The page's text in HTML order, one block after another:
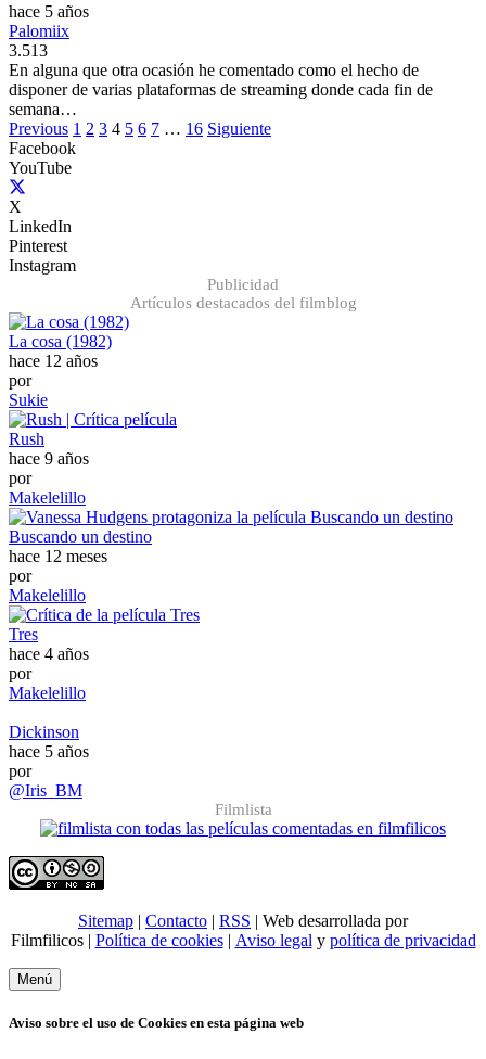
hace 5 años
Palomiix
3.513
En alguna que otra ocasión he comentado como el hecho de
disponer de varias plataformas de streaming donde cada fin de
semana…
Previous 1 2 3 4 5 6 7 … 16 Siguiente
Facebook
YouTube
X
LinkedIn
Pinterest
Instagram
Publicidad
Artículos destacados del filmblog
La cosa (1982)
hace 12 años
por
Sukie
Rush
hace 9 años
por
Makelelillo
Buscando un destino
hace 12 meses
por
Makelelillo
Tres
hace 4 años
por
Makelelillo
Dickinson
hace 5 años
por
@Iris_BM
Filmlista
Sitemap | Contacto | RSS | Web desarrollada por
Filmfilicos | Política de cookies| Aviso legal y política de privacidad
Menú
Aviso sobre el uso de Cookies en esta página web